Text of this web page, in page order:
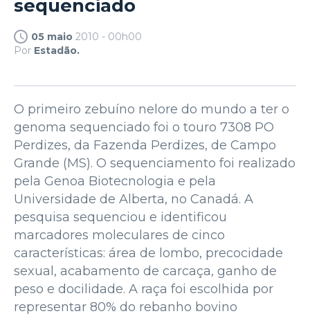
sequenciado
05 maio 2010 - 00h00
Por Estadão.
O primeiro zebuíno nelore do mundo a ter o
genoma sequenciado foi o touro 7308 PO
Perdizes, da Fazenda Perdizes, de Campo
Grande (MS). O sequenciamento foi realizado
pela Genoa Biotecnologia e pela
Universidade de Alberta, no Canadá. A
pesquisa sequenciou e identificou
marcadores moleculares de cinco
características: área de lombo, precocidade
sexual, acabamento de carcaça, ganho de
peso e docilidade. A raça foi escolhida por
representar 80% do rebanho bovino